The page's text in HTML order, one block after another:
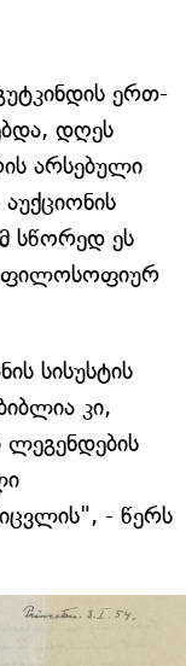
ერთ-
დღეს
არსებული
სწორედ ეს
ფილოსოფიურ
სისუსტის
კი,
ლეგენდების
- წერს